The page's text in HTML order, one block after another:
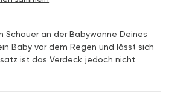
an der Babywanne Deines
Baby vor dem Regen und lässt sich
ist das Verdeck jedoch nicht